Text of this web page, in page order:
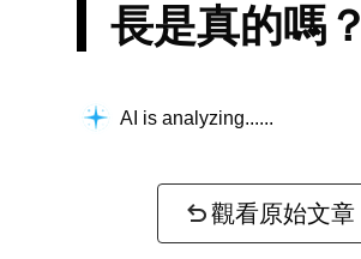
長是真的嗎？
AI is analyzing...
觀看原始文章